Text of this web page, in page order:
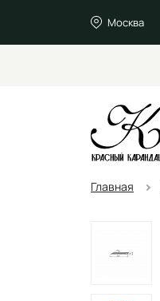
Москва
Главная